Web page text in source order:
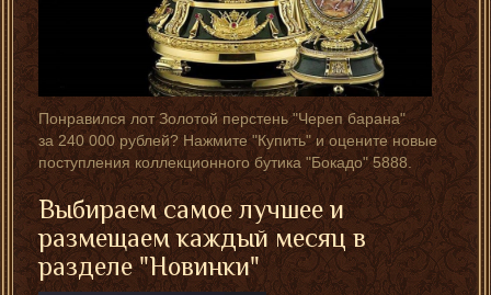
Понравился лот Золотой перстень "Череп барана"
за 240 000 рублей? Нажмите "Купить" и оцените новые
поступления коллекционного бутика "Бокадо" 5888.
Выбираем самое лучшее и
размещаем каждый месяц в
разделе "Новинки"